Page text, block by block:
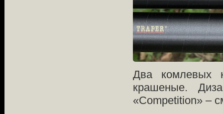
Два комлевых
крашеные.
«Competition» –